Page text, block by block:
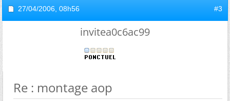
27/04/2006, 08h56 #3
invitea0c6ac99
Re : montage aop